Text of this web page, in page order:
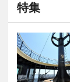
特集